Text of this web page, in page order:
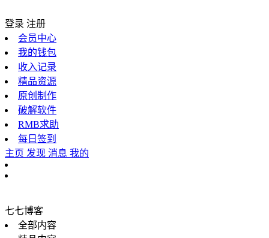
登录 注册
会员中心
我的钱包
收入记录
精品资源
原创制作
破解软件
RMB求助
每日签到
主页 发现 消息 我的
七七博客
全部内容